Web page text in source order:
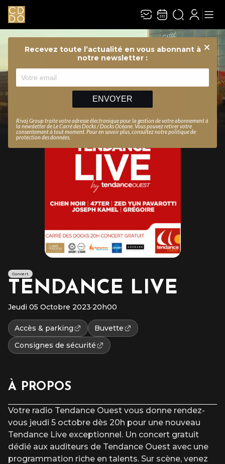
Recevez toute l’actualité en vous abonnant à
notre newsletter :
ENVOYER
Rivaj Group traite votre adresse électronique pour la gestion de votre abonnement à
la newsletter deLe Carré des Docks / Docks Océane . Vous pouvez retirer votre
consentement à tout moment. Pour en savoir plus, consultez notrepolitique de
protection des données
Concert
TENDANCE LIVE
Jeudi 05 Octobre 2023·20h00
Accès & parking
Buvette
Consignes de sécurité
À PROPOS
Votre radio Tendance Ouest vous donne rendez-
vous jeudi 5 octobre dès 20h pour une nouveau
Tendance Live exceptionnel. Un concert gratuit
dédié aux auditeurs de Tendance Ouest avec une
programmation riche en talents. Sur scène, venez